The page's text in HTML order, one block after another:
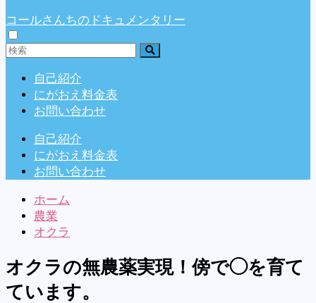
コールさんちのドキュメンタリー
自己紹介
にがおえ料金表
お問い合わせ
自己紹介
にがおえ料金表
お問い合わせ
ホーム
農業
オクラ
オクラの無農薬実現！傍で◯を育て
ています。